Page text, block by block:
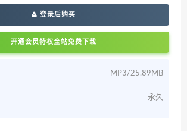
登录后购买
开通会员特权全站免费下载
MP3/25.89MB
永久